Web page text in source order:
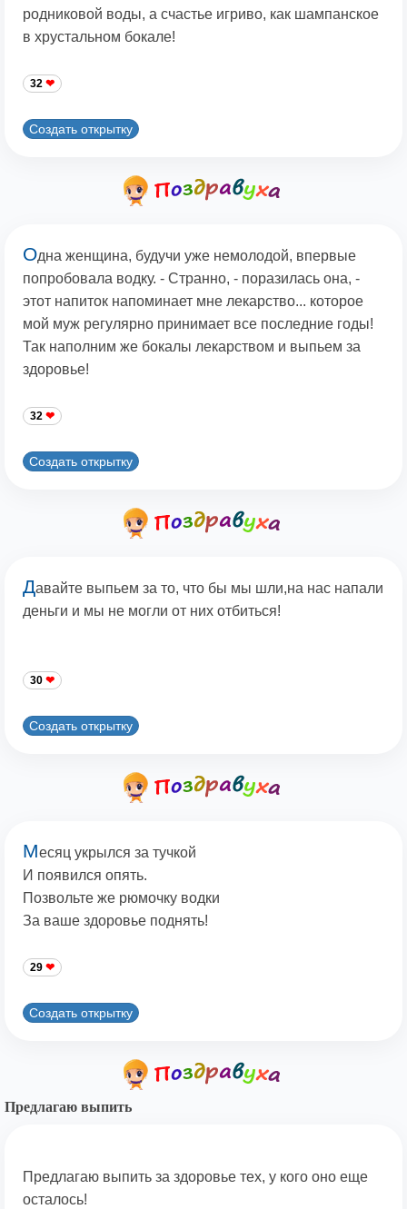
родниковой воды, а счастье игриво, как шампанское
в хрустальном бокале!
32
Создать открытку
Одна женщина, будучи уже немолодой, впервые
попробовала водку. - Странно, - поразилась она, -
этот напиток напоминает мне лекарство... которое
мой муж регулярно принимает все последние годы!
Так наполним же бокалы лекарством и выпьем за
здоровье!
32
Создать открытку
Давайте выпьем за то, что бы мы шли,на нас напали
деньги и мы не могли от них отбиться!
30
Создать открытку
Месяц укрылся за тучкой
И появился опять.
Позвольте же рюмочку водки
За ваше здоровье поднять!
29
Создать открытку
Предлагаю выпить
Предлагаю выпить за здоровье тех, у кого оно еще
осталось!